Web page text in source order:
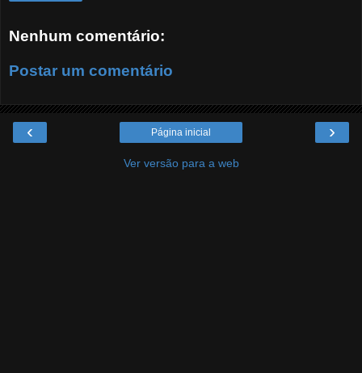
Nenhum comentário:
Postar um comentário
‹ ›
Página inicial
Ver versão para a web